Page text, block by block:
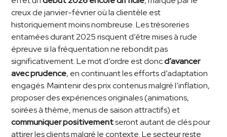
creux de janvier-février où la clientèle est
historiquement moins nombreuse. Les trésoreries
entamées durant 2025 risquent d’être mises à rude
épreuve si la fréquentation ne rebondit pas
significativement. Le mot d’ordre est doncd’avancer
avec prudence, en continuant les efforts d’adaptation
engagés. Maintenir des prix contenus malgré l’inflation,
proposer des expériences originales (animations,
soirées à thème, menus de saison attractifs) et
communiquer positivementseront autant de clés pour
attirer les clients malgré le contexte. Le secteur reste